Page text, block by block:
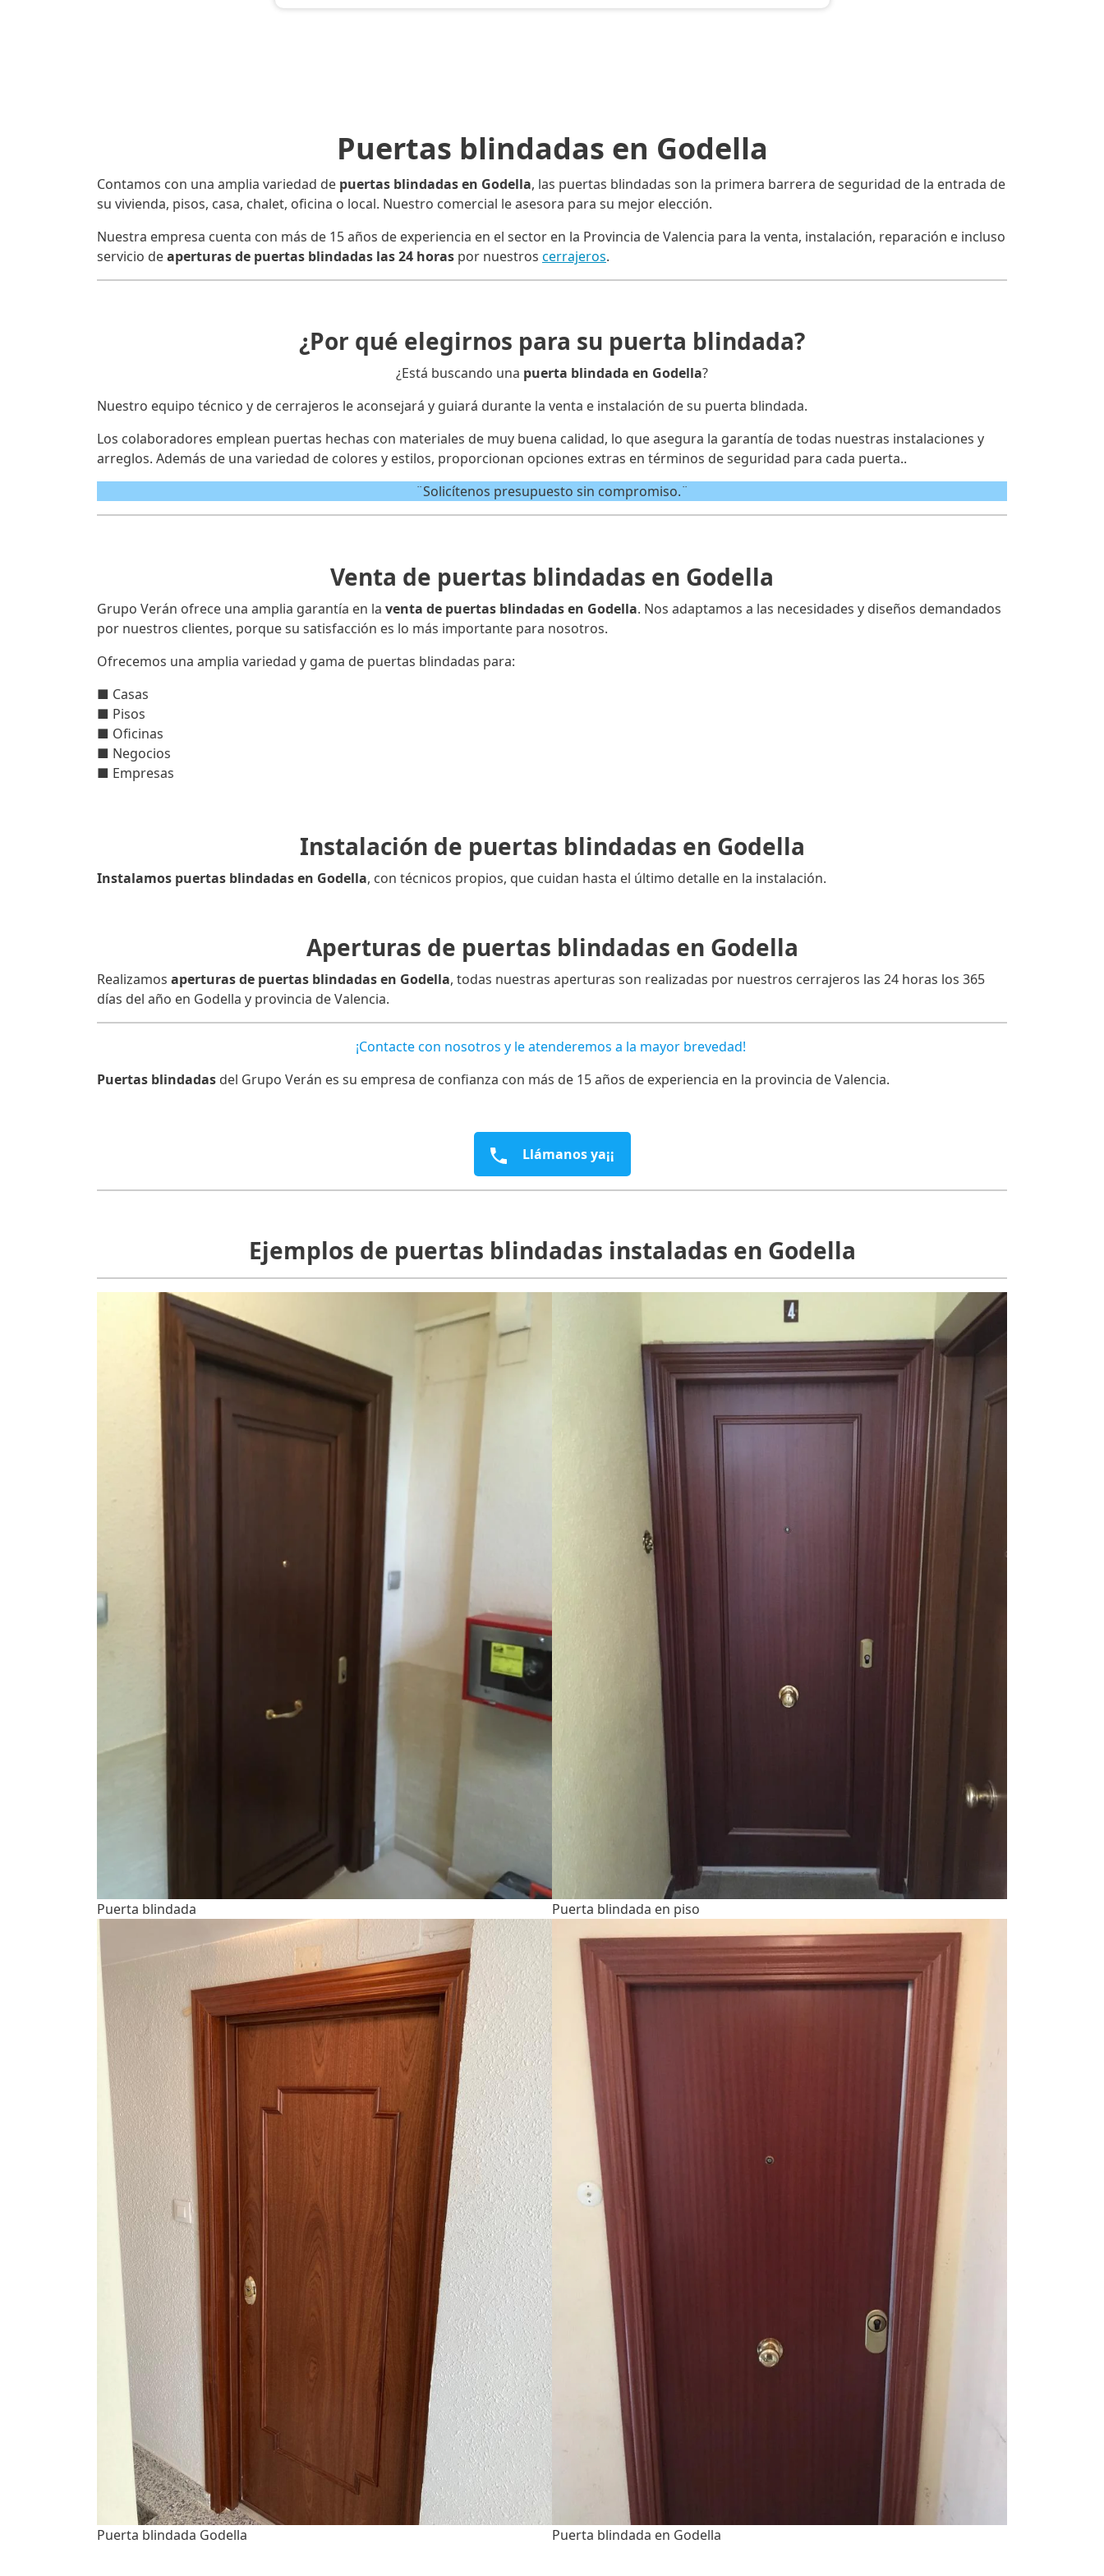
Puertas blindadas en Godella
Contamos con una amplia variedad de puertas blindadas en Godella, las puertas blindadas son la primera barrera de seguridad de la entrada de
su vivienda, pisos, casa, chalet, oficina o local. Nuestro comercial le asesora para su mejor elección.
Nuestra empresa cuenta con más de 15 años de experiencia en el sector en la Provincia de Valencia para la venta, instalación, reparación e incluso
servicio deaperturas de puertas blindadas las 24 horas por nuestros cerrajeros.
¿Por qué elegirnos para su puerta blindada?
¿Está buscando una puerta blindada en Godella?
Nuestro equipo técnico y de cerrajeros le aconsejará y guiará durante la venta e instalación de su puerta blindada.
Los colaboradores emplean puertas hechas con materiales de muy buena calidad, lo que asegura la garantía de todas nuestras instalaciones y
arreglos. Además de una variedad de colores y estilos, proporcionan opciones extras en términos de seguridad para cada puerta..
¨Solicítenos presupuesto sin compromiso.¨
Venta de puertas blindadas en Godella
Grupo Verán ofrece una amplia garantía en la venta de puertas blindadas en Godella. Nos adaptamos a las necesidades y diseños demandados
por nuestros clientes, porque su satisfacción es lo más importante para nosotros.
Ofrecemos una amplia variedad y gama de puertas blindadas para:
■ Casas
■ Pisos
■ Oficinas
■ Negocios
■ Empresas
Instalación de puertas blindadas en Godella
Instalamos puertas blindadas en Godella, con técnicos propios, que cuidan hasta el último detalle en la instalación.
Aperturas de puertas blindadas en Godella
Realizamos aperturas de puertas blindadas en Godella, todas nuestras aperturas son realizadas por nuestros cerrajeros las 24 horas los 365
días del año en Godella y provincia de Valencia.
¡Contacte con nosotros y le atenderemos a la mayor brevedad!
Puertas blindadas del Grupo Verán es su empresa de confianza con más de 15 años de experiencia en la provincia de Valencia.
Llámanos ya¡¡
Ejemplos de puertas blindadas instaladas en Godella
Puerta blindada
Puerta blindada Godella
Puerta blindada en piso
Puerta blindada en Godella